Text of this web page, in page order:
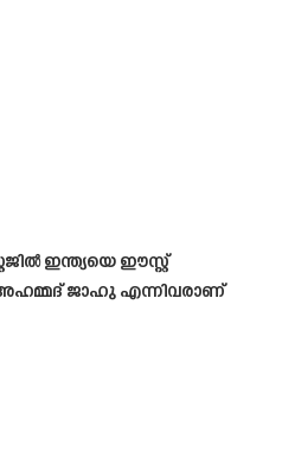
ഇന്ത്യയെ ഈസ്റ്റ്
അഹമ്മദ് ജാഹു എന്നിവരാണ്